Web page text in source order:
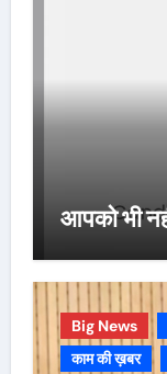
आपको भी
Big News
काम की ख़बर